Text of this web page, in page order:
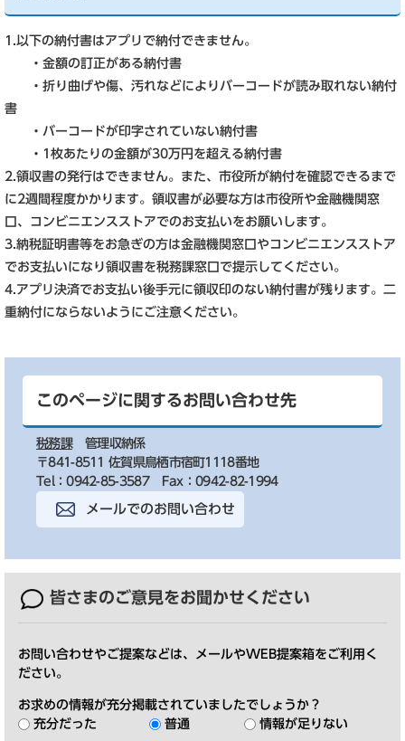
1.以下の納付書はアプリで納付できません。
・金額の訂正がある納付書
・折り曲げや傷、汚れなどによりバーコードが読み取れない納付
書
・バーコードが印字されていない納付書
・1枚あたりの金額が30万円を超える納付書
2.領収書の発行はできません。また、市役所が納付を確認できるまで
に2週間程度かかります。領収書が必要な方は市役所や金融機関窓
口、コンビニエンスストアでのお支払いをお願いします。
3.納税証明書等をお急ぎの方は金融機関窓口やコンビニエンスストア
でお支払いになり領収書を税務課窓口で提示してください。
4.アプリ決済でお支払い後手元に領収印のない納付書が残ります。二
重納付にならないようにご注意ください。
このページに関するお問い合わせ先
税務課
管理収納係
〒841-8511 佐賀県鳥栖市宿町1118番地
Tel：0942-85-3587
Fax：0942-82-1994
メールでのお問い合わせ
皆さまのご意見をお聞かせください
お問い合わせやご提案などは、メールやWEB提案箱をご利用く
ださい。
お求めの情報が充分掲載されていましたでしょうか？
充分だった
普通 情報が足りない